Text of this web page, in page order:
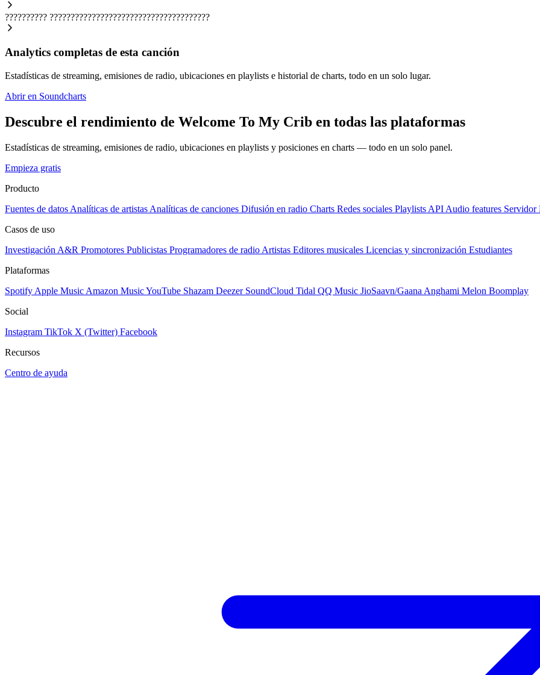
?????????? ??????????????????????????????????????
Analytics completas de esta canción
Estadísticas de streaming, emisiones de radio, ubicaciones en playlists e historial de charts, todo en un solo lugar.
Abrir en Soundcharts
Descubre el rendimiento de Welcome To My Crib en todas las plataformas
Estadísticas de streaming, emisiones de radio, ubicaciones en playlists y posiciones en charts — todo en un solo panel.
Empieza gratis
Producto
Fuentes de datos Analíticas de artistas Analíticas de canciones Difusión en radio Charts Redes sociales Playlists API Audio features Servidor
Casos de uso
Investigación A&R Promotores Publicistas Programadores de radio Artistas Editores musicales Licencias y sincronización Estudiantes
Plataformas
Spotify Apple Music Amazon MusicYouTube Shazam Deezer SoundCloud Tidal QQ Music JioSaavn/Gaana Anghami Melon Boomplay
Social
Instagram TikTok X (Twitter) Facebook
Recursos
Centro de ayuda